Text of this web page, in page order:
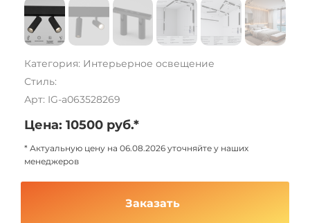
Категория: Интерьерное освещение
Стиль:
Арт: IG-a063528269
Цена: 10500 руб.*
* Актуальную цену на 06.08.2026 уточняйте у наших
менеджеров
Заказать